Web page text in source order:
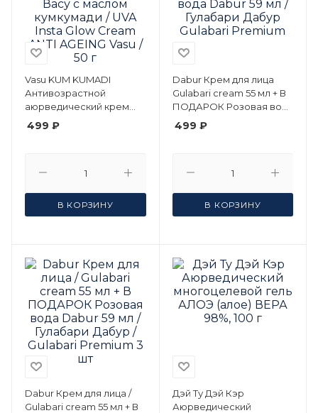
Vasu KUM KUMADI
Антивозрастной
аюрведический крем
для лица Ува Васу с
маслом кумкумади / UVA
499 ₽
В КОРЗИНУ
Dabur Крем для лица
Gulabari cream 55 мл + В
ПОДАРОК Розовая вода
Dabur 59 мл / Гулабари
Дабур Gulabari Premium
499 ₽
В КОРЗИНУ
Dabur Крем для лица /
Gulabari cream 55 мл + В
Дэй Ту Дэй Кэр
Аюрведический